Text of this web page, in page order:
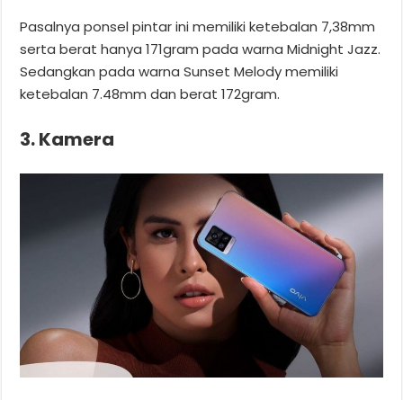
Pasalnya ponsel pintar ini memiliki ketebalan 7,38mm
serta berat hanya 171gram pada warna Midnight Jazz.
Sedangkan pada warna Sunset Melody memiliki
ketebalan 7.48mm dan berat 172gram.
3. Kamera